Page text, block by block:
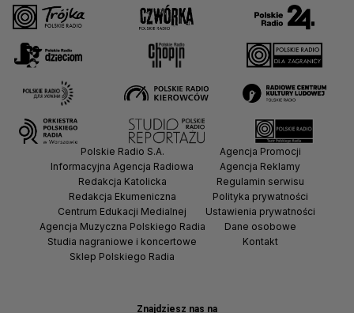
Znajdziesz nas na
Polskie Radio S.A.
Informacyjna Agencja Radiowa
Redakcja Katolicka
Redakcja Ekumeniczna
Centrum Edukacji Medialnej
Agencja Muzyczna Polskiego Radia
Studia nagraniowe i koncertowe
Sklep Polskiego Radia
Agencja Promocji
Agencja Reklamy
Regulamin serwisu
Polityka prywatności
Ustawienia prywatności
Dane osobowe
Kontakt